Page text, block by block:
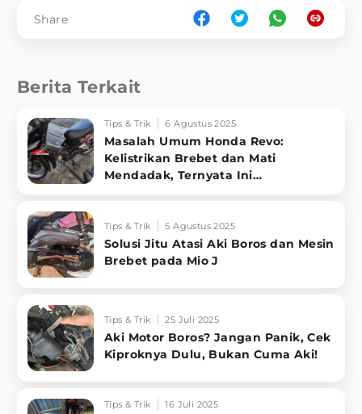
Share
Berita Terkait
Tips & Trik 6 Agustus 2025
Masalah Umum Honda Revo:
Kelistrikan Brebet dan Mati
Mendadak, Ternyata Ini
Tips & Trik 5 Agustus 2025
Solusi Jitu Atasi Aki Boros dan Mesin
Brebet pada Mio J
Tips & Trik 25 Juli 2025
Aki Motor Boros? Jangan Panik, Cek
Kiproknya Dulu, Bukan Cuma Aki!
Tips & Trik 16 Juli 2025